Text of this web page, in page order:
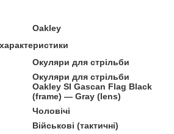
Oakley
Окуляри для стрільби
Окуляри для стрільби
Oakley SI Gascan Flag Black
(frame) — Gray (lens)
Чоловічі
Військові (тактичні)